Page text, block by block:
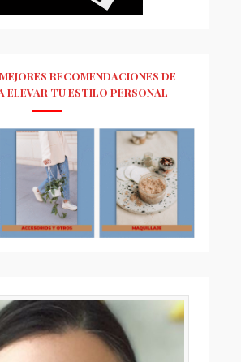
RECOMENDACIONES DE
ELEVAR TU ESTILO PERSONAL